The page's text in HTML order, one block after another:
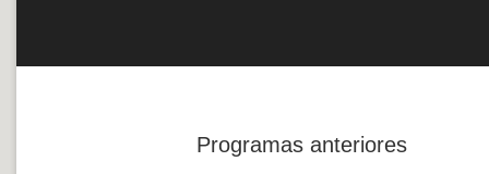
Programas anteriores